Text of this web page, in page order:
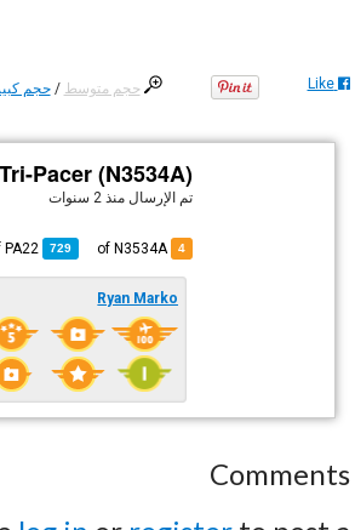
حجم متوسط /حجم Like
Pacer (N3534A)
تم الإرسال منذ 2 سنوات
4
729
PA22
Ryan Marko
Comments